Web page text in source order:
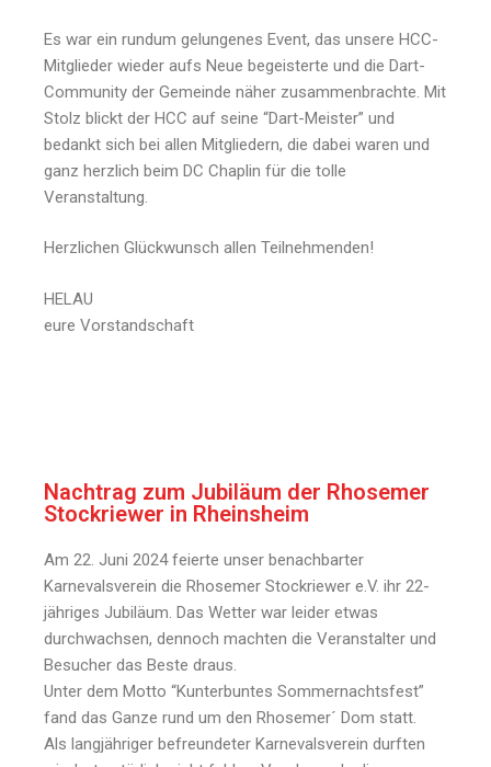
Es war ein rundum gelungenes Event, das unsere HCC-
Mitglieder wieder aufs Neue begeisterte und die Dart-
Community der Gemeinde näher zusammenbrachte. Mit
Stolz blickt der HCC auf seine “Dart-Meister” und
bedankt sich bei allen Mitgliedern, die dabei waren und
ganz herzlich beim DC Chaplin für die tolle
Veranstaltung.
Herzlichen Glückwunsch allen Teilnehmenden!
HELAU
eure Vorstandschaft
Nachtrag zum Jubiläum der Rhosemer
Stockriewer in Rheinsheim
Am 22. Juni 2024 feierte unser benachbarter
Karnevalsverein die Rhosemer Stockriewer e.V. ihr 22-
jähriges Jubiläum. Das Wetter war leider etwas
durchwachsen, dennoch machten die Veranstalter und
Besucher das Beste draus.
Unter dem Motto “Kunterbuntes Sommernachtsfest”
fand das Ganze rund um den Rhosemer´ Dom statt.
Als langjähriger befreundeter Karnevalsverein durften